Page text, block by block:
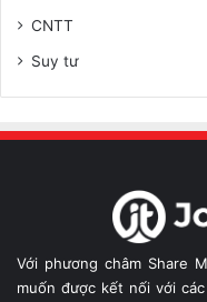
CNTT
Suy tư
Với phương châm Share
muốn được kết nối với